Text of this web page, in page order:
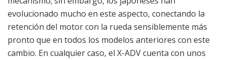
evolucionado mucho en este aspecto, conectando la
retención del motor con la rueda sensiblemente más
pronto que en todos los modelos anteriores con este
cambio. En cualquier caso, el X-ADV cuenta con unos